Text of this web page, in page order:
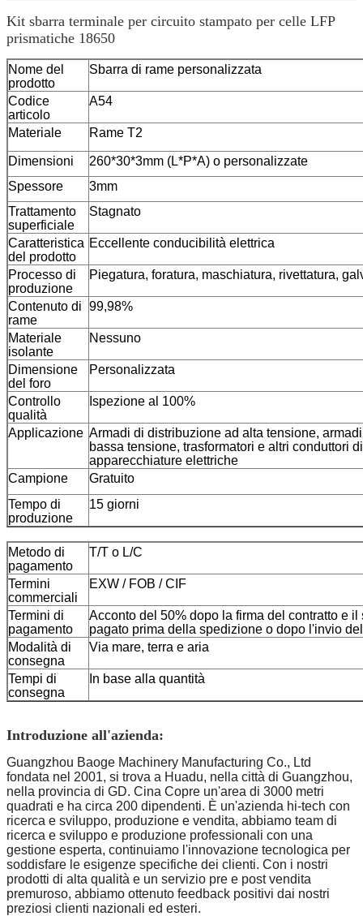
Kit sbarra terminale per circuito stampato per celle LFP
prismatiche 18650
Nome del
prodotto
Sbarra di rame personalizzata
Codice
articolo
A54
Materiale Rame T2
Dimensioni
260*30*3mm (L*P*A) o personalizzate
Spessore
3mm
Trattamento
superficiale
Stagnato
Caratteristica
del prodotto
Eccellente conducibilità elettrica
Processo di
produzione
Piegatura, foratura, maschiatura, rivettatura,
Contenuto di
rame
99,98%
Materiale
isolante
Nessuno
Dimensione
del foro
Personalizzata
Controllo
qualità
Ispezione al 100%
Applicazione Armadi di distribuzione ad alta tensione,
bassa tensione, trasformatori e altri conduttori
apparecchiature elettriche
Campione
Gratuito
Tempo di
produzione
15 giorni
Metodo di
pagamento
T/T o L/C
Termini
commerciali
EXW / FOB / CIF
Termini di
pagamento
Acconto del 50% dopo la firma del contratto e
pagato prima della spedizione o dopo l'invio
Modalità di
consegna
Via mare, terra e aria
Tempi di
consegna
In base alla quantità
Introduzione all'azienda:
Guangzhou Baoge Machinery Manufacturing Co., Ltd
fondata nel 2001, si trova a Huadu, nella città di Guangzhou,
nella provincia di GD. Cina Copre un'area di 3000 metri
quadrati e ha circa 200 dipendenti. È un'azienda hi-tech con
ricerca e sviluppo, produzione e vendita, abbiamo team di
ricerca e sviluppo e produzione professionali con una
gestione esperta, continuiamo l'innovazione tecnologica per
soddisfare le esigenze specifiche dei clienti. Con i nostri
prodotti di alta qualità e un servizio pre e post vendita
premuroso, abbiamo ottenuto feedback positivi dai nostri
preziosi clienti nazionali ed esteri.